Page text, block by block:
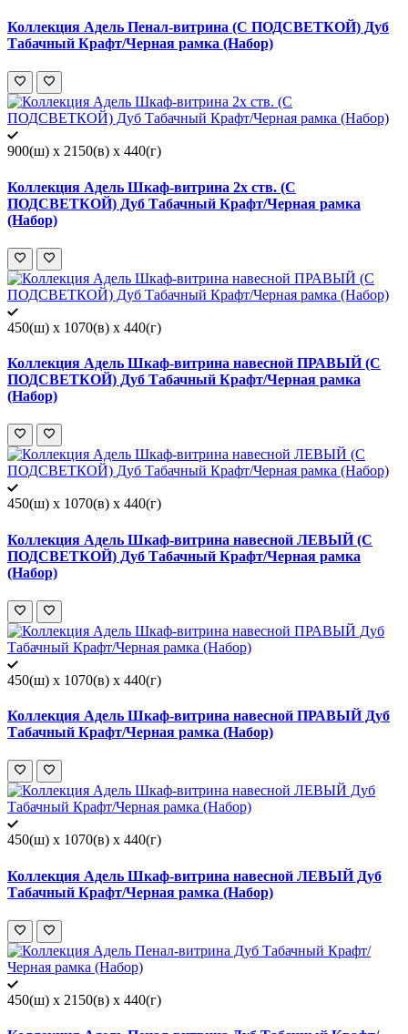
Коллекция Адель Пенал-витрина (С ПОДСВЕТКОЙ) Дуб
Табачный Крафт/Черная рамка (Набор)
900(ш) x 2150(в) x 440(г)
Коллекция Адель Шкаф-витрина 2х ств. (С
ПОДСВЕТКОЙ) Дуб Табачный Крафт/Черная рамка
(Набор)
450(ш) x 1070(в) x 440(г)
Коллекция Адель Шкаф-витрина навесной ПРАВЫЙ (С
ПОДСВЕТКОЙ) Дуб Табачный Крафт/Черная рамка
(Набор)
450(ш) x 1070(в) x 440(г)
Коллекция Адель Шкаф-витрина навесной ЛЕВЫЙ (С
ПОДСВЕТКОЙ) Дуб Табачный Крафт/Черная рамка
(Набор)
450(ш) x 1070(в) x 440(г)
Коллекция Адель Шкаф-витрина навесной ПРАВЫЙ Дуб
Табачный Крафт/Черная рамка (Набор)
450(ш) x 1070(в) x 440(г)
Коллекция Адель Шкаф-витрина навесной ЛЕВЫЙ Дуб
Табачный Крафт/Черная рамка (Набор)
450(ш) x 2150(в) x 440(г)